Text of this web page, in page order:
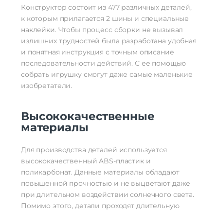
Конструктор состоит из 477 различных деталей,
к которым прилагается 2 шины и специальные
наклейки. Чтобы процесс сборки не вызывал
излишних трудностей была разработана удобная
и понятная инструкция с точным описание
последовательности действий. С ее помощью
собрать игрушку смогут даже самые маленькие
изобретатели.
Высококачественные
материалы
Для производства деталей используется
высококачественный ABS-пластик и
поликарбонат. Данные материалы обладают
повышенной прочностью и не выцветают даже
при длительном воздействии солнечного света.
Помимо этого, детали проходят длительную